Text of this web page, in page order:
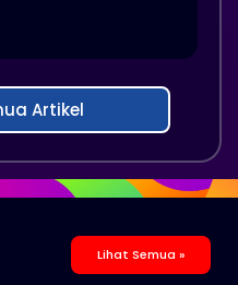
Artikel
Lihat Semua »